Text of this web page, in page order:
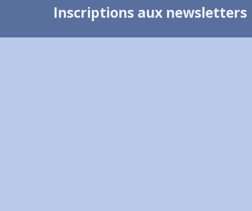
Inscriptions aux newsletters